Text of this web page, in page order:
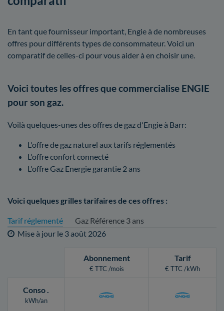
En tant que fournisseur important, Engie à de nombreuses
offres pour différents types de consommateur. Voici un
comparatif de celles-ci pour vous aider à en choisir une.
Voici toutes les offres que commercialise ENGIE
pour son gaz.
Voilà quelques-unes des offres de gaz d'Engie à Barr:
L'offre de gaz naturel aux tarifs réglementés
L'offre confort connecté
L'offre Gaz Energie garantie 2 ans
Voici quelques grilles tarifaires de ces offres :
Tarif réglementé
Gaz Référence 3 ans
Mise à jour le 3 août 2026
Abonnement
€ TTC /mois
Tarif
€ TTC /kWh
Conso.
kWh/an